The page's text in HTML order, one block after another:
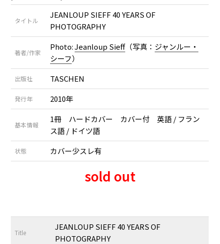
タイトル
JEANLOUP SIEFF 40 YEARS OF
PHOTOGRAPHY
著者/作家
Photo:Jeanloup Sieff （写真： ジャンルー・
シーフ）
出版社 TASCHEN
発行年 2010年
基本情報
1冊 ハードカバー カバー付 英語 / フラン
ス語 / ドイツ語
状態 カバー少スレ有
sold out
Title
JEANLOUP SIEFF 40 YEARS OF
PHOTOGRAPHY